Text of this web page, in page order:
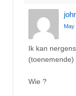
May
Ik kan
Wie ?